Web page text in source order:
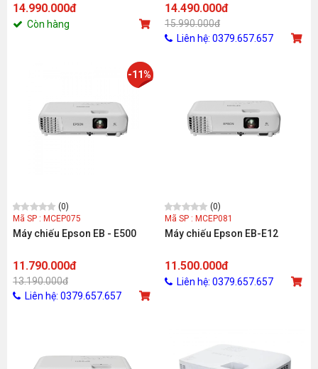
14.990.000đ
Còn hàng
14.490.000đ
15.990.000đ
Liên hệ: 0379.657.657
-11%
(0)
Mã SP : MCEP075
Máy chiếu Epson EB - E500
11.790.000đ
13.190.000đ
Liên hệ: 0379.657.657
(0)
Mã SP : MCEP081
Máy chiếu Epson EB-E12
11.500.000đ
Liên hệ: 0379.657.657